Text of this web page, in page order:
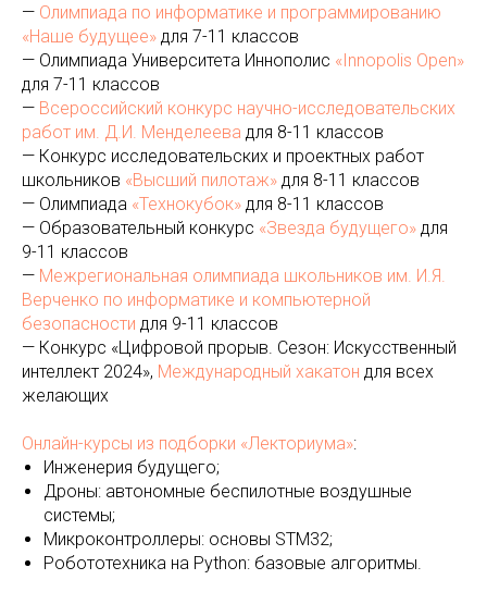
— Олимпиада по информатике и программированию
«Наше будущее» для 7-11 классов
— Олимпиада Университета Иннополис «Innopolis Open»
для 7-11 классов
— Всероссийский конкурс научно-исследовательских
работ им. Д.И. Менделеева для 8-11 классов
— Конкурс исследовательских и проектных работ
школьников «Высший пилотаж» для 8-11 классов
— Олимпиада «Технокубок» для 8-11 классов
— Образовательный конкурс «Звезда будущего» для
9-11 классов
— Межрегиональная олимпиада школьников им. И.Я.
Верченко по информатике и компьютерной
безопасности для 9-11 классов
— Конкурс «Цифровой прорыв. Сезон: Искусственный
интеллект 2024», Международный хакатон для всех
желающих
Онлайн-курсы из подборки «Лекториума»:
Инженерия будущего;
Дроны: автономные беспилотные воздушные
системы;
Микроконтроллеры: основы STM32;
Робототехника на Python: базовые алгоритмы.